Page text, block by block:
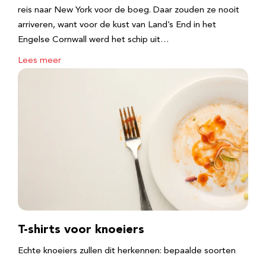
reis naar New York voor de boeg. Daar zouden ze nooit
arriveren, want voor de kust van Land’s End in het
Engelse Cornwall werd het schip uit…
Lees meer
T-shirts voor knoeiers
Echte knoeiers zullen dit herkennen: bepaalde soorten